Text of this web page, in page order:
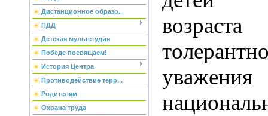
Дистанционное образо...
ПДД
Детская мультстудия
Победе посвящаем!
История Центра
Противодействие терр...
Родителям
Охрана труда